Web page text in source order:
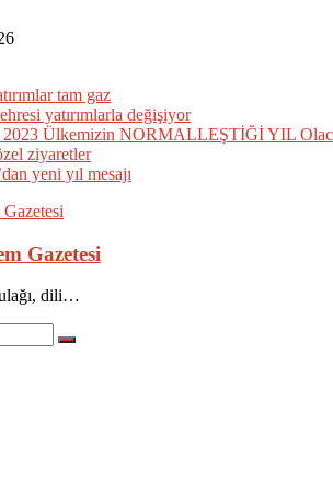
tam gaz
yatırımlarla değişiyor
Ülkemizin NORMALLEŞTİĞİ YIL
ziyaretler
yeni yıl mesajı
Gazetesi
dili…